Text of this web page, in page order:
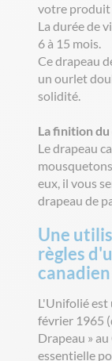
votre produit
La durée de
6 à 15 mois.
Ce drapeau
un ourlet
solidité.
La finition
Le drapeau
eux, il vous
drapeau de
Une
règles
canadien
L'Unifolié est
février 1965
Drapeau »
essentielle